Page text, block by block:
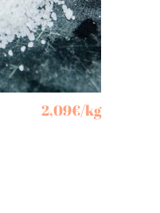
2,09€/kg